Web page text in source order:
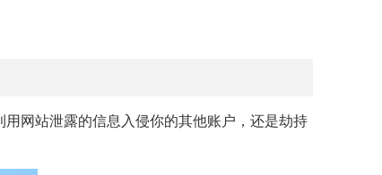
网站泄露的信息入侵你的其他账户，还是劫持